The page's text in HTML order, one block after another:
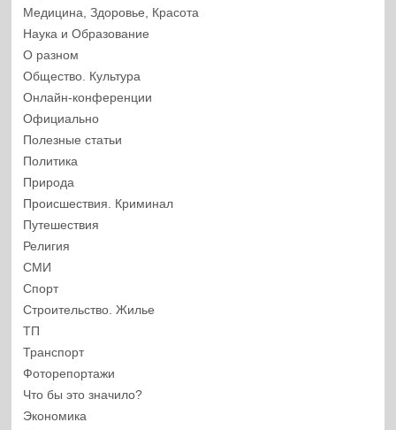
Медицина, Здоровье, Красота
Наука и Образование
О разном
Общество. Культура
Онлайн-конференции
Официально
Полезные статьи
Политика
Природа
Происшествия. Криминал
Путешествия
Религия
СМИ
Спорт
Строительство. Жилье
ТП
Транспорт
Фоторепортажи
Что бы это значило?
Экономика